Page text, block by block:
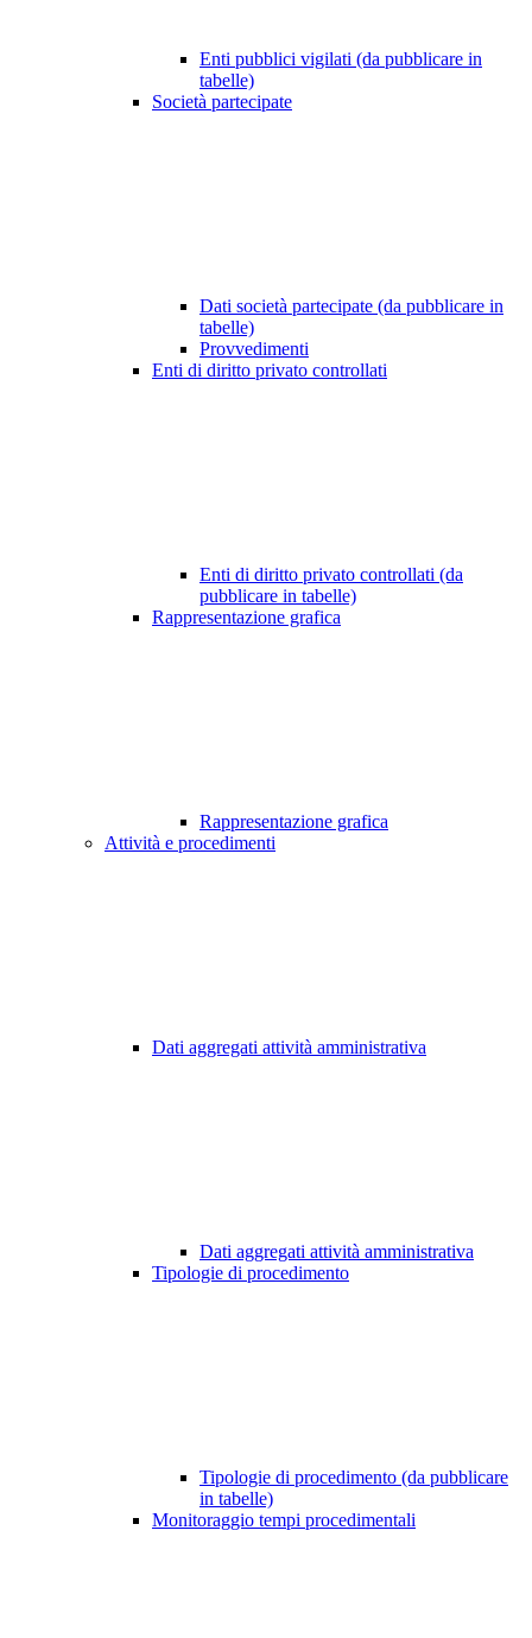
Enti pubblici vigilati (da pubblicare in
tabelle)
Società partecipate
Dati società partecipate (da pubblicare in
tabelle)
Provvedimenti
Enti di diritto privato controllati
Enti di diritto privato controllati (da
pubblicare in tabelle)
Rappresentazione grafica
Rappresentazione grafica
Attività e procedimenti
Dati aggregati attività amministrativa
Dati aggregati attività amministrativa
Tipologie di procedimento
Tipologie di procedimento (da pubblicare
in tabelle)
Monitoraggio tempi procedimentali